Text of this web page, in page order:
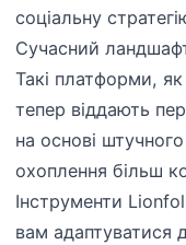
соціальну
Сучасний
Такі платформи,
тепер віддають
на основі
охоплення більш
Інструменти
вам адаптуватися